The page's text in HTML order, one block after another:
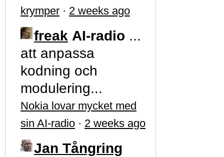
krymper · 2 weeks ago
freak AI-radio ...
att anpassa
kodning och
modulering...
Nokia lovar mycket med
sin AI-radio · 2 weeks ago
Jan Tångring